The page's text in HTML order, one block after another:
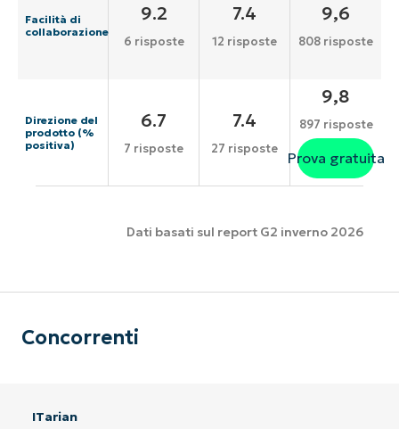
Facilità di
collaborazione
9.2
6 risposte
7.4
12 risposte
9,6
808 risposte
Direzione del
prodotto (%
positiva)
6.7
7 risposte
7.4
27 risposte
9,8
897 risposte
Prova gratuita
Dati basati sul report G2 inverno 2026
Concorrenti
ITarian